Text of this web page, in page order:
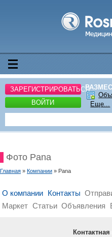
ЗАРЕГИСТРИРОВАТЬСЯ
ВОЙТИ
Еще...
Фото Pana
Главная » Компании » Pana
О компании Контакты
Маркет Статьи Объявления